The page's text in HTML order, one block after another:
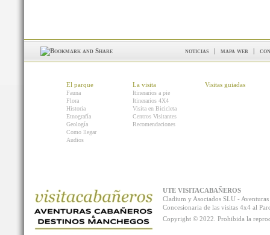
noticias | mapa web |
El parque
Fauna
Flora
Historia
Etnografía
Geología
Como llegar
Audios
La visita
Itinerarios a pie
Itinerarios 4X4
Visita en Bicicleta
Centros Visitantes
Recomendaciones
Visitas guiadas
UTE VISITACABAÑEROS
Cladium y Asociados SLU -
Concesionaria de las visitas 4x4 al
Copyright © 2022. Prohibida la